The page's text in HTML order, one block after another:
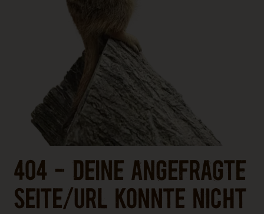
404 - Deine angefragte
Seite/URL konnte nicht